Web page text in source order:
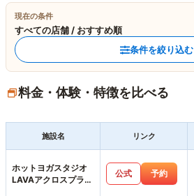
現在の条件
すべての店舗 / おすすめ順
条件を絞り込む
料金・体験・特徴を比べる
施設名 リンク
ホットヨガスタジオ
LAVAアクロスプラザ
公式 予約